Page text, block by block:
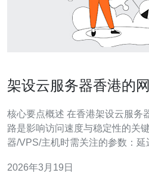
架设云服务器香港的
核心要点概述 在香港架设云服务
路是影响访问速度与稳定性的关
器/VPS/主机时需关注的参数：
机房布局，并强调CDN与DDoS
2026年3月19日